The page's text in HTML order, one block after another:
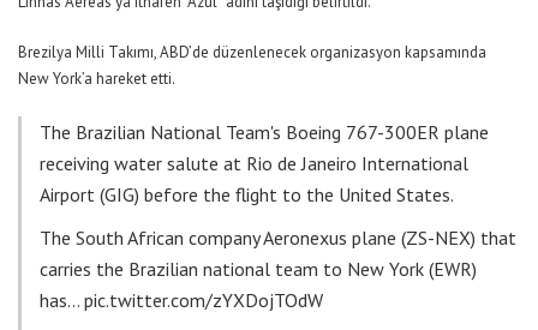
Brezilya Milli Takımı, ABD’de düzenlenecek organizasyon kapsamında
New York’a hareket etti.
The Brazilian National Team's Boeing 767-300ER plane
receiving water salute at Rio de Janeiro International
Airport (GIG) before the flight to the United States.
The South African company Aeronexus plane (ZS-NEX) that
carries the Brazilian national team to New York (EWR)
has… pic.twitter.com/zYXDojTOdW